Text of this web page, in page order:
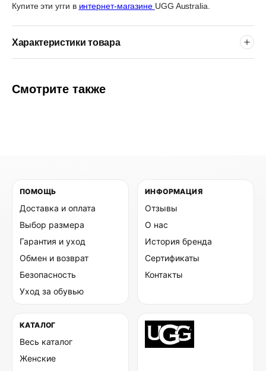
Купите эти угги в интернет-магазине UGG Australia.
Характеристики товара
Смотрите также
ПОМОЩЬ
Доставка и оплата
Выбор размера
Гарантия и уход
Обмен и возврат
Безопасность
Уход за обувью
ИНФОРМАЦИЯ
Отзывы
О нас
История бренда
Сертификаты
Контакты
КАТАЛОГ
Весь каталог
Женские